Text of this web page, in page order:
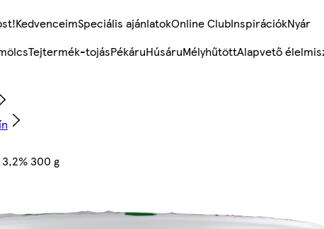
KedvenceimSpeciális ajánlatokOnline ClubInspirációkNyár
Tejtermék-tojásPékáruHúsáruMélyhűtöttAlapvető
300 g